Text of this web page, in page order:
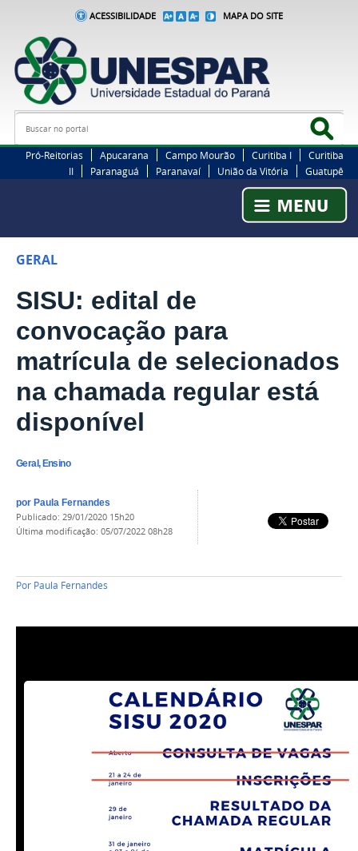
ACESSIBILIDADE MAPA DO SITE
Busca
Pró-Reitorias Apucarana Campo Mourão Curitiba I
Curitiba
II
Paranaguá Paranavaí União da Vitória Guatupê
GERAL
SISU: edital de
convocação para
matrícula de selecionados
na chamada regular está
disponível
Geral, Ensino
por Paula Fernandes
publicado: 29/01/2020 15h20
última modificação: 05/07/2022 08h28
Por Paula Fernandes